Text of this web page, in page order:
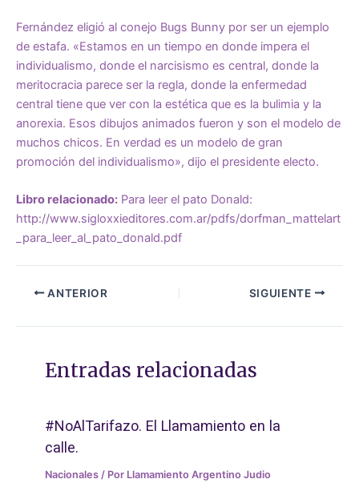
Fernández eligió al conejo Bugs Bunny por ser un ejemplo
de estafa. «Estamos en un tiempo en donde impera el
individualismo, donde el narcisismo es central, donde la
meritocracia parece ser la regla, donde la enfermedad
central tiene que ver con la estética que es la bulimia y la
anorexia. Esos dibujos animados fueron y son el modelo de
muchos chicos. En verdad es un modelo de gran
promoción del individualismo», dijo el presidente electo.
Libro relacionado: Para leer el pato Donald:
http://www.sigloxxieditores.com.ar/pdfs/dorfman_mattelart
_para_leer_al_pato_donald.pdf
ANTERIOR SIGUIENTE
Entradas relacionadas
#NoAlTarifazo. El Llamamiento en la
calle.
Nacionales / Por Llamamiento Argentino Judio